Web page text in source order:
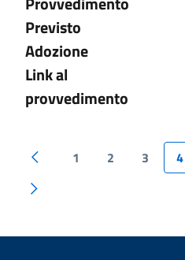
Previsto
Adozione
Link al
provvedimento
1 2 3 4